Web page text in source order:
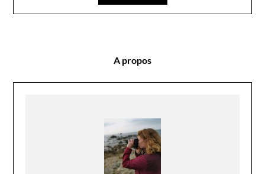
A propos